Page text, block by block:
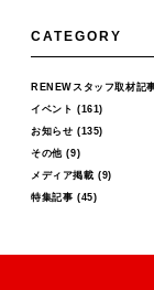
CATEGORY
RENEWスタッフ取材記
イベント (161)
お知らせ (135)
その他(9)
メディア掲載 (9)
特集記事 (45)